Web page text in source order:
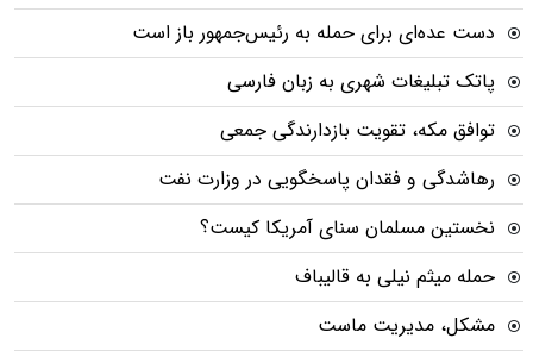
دست عده‌ای برای حمله به رئیس‌جمهور باز است
پاتک تبلیغات شهری به زبان فارسی
توافق مکه، تقویت بازدارندگی جمعی
رهاشدگی و فقدان پاسخگویی در وزارت نفت
نخستین مسلمان سنای آمریکا کیست؟
حمله میثم نیلی به قالیباف
مشکل، مدیریت ماست